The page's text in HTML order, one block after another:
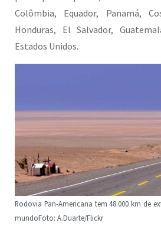
Colômbia, Equador, Panamá,
Honduras, El Salvador,
Estados Unidos.
Rodovia Pan-Americana tem 48.000 km de
mundoFoto: A.Duarte/Flickr